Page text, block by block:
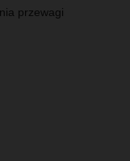
przewagi